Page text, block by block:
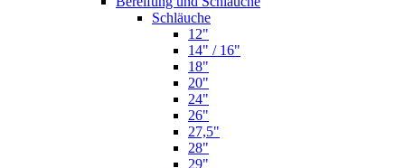
Schläuche
12"
14" / 16"
18"
20"
24"
26"
27,5"
28"
29"